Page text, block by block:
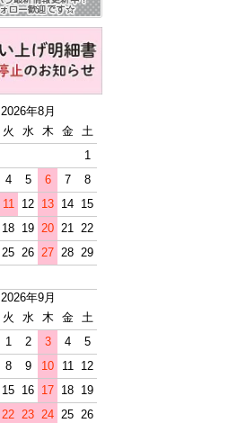
2026年8月
火 水 木 金
土
1
4 5 6 7
8
11 12 13 14 15
18 19 20 21 22
25 26 27 28 29
2026年9月
火 水 木 金
土
1
2 3 4
5
8 9 10 11
12
15 16 17 18 19
22 23 24 25 26